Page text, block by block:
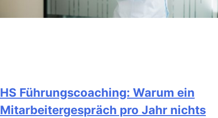
HS Führungscoaching: Warum ein
Mitarbeitergespräch pro Jahr nichts